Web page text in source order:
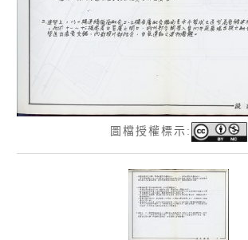
圖檔授權標示: